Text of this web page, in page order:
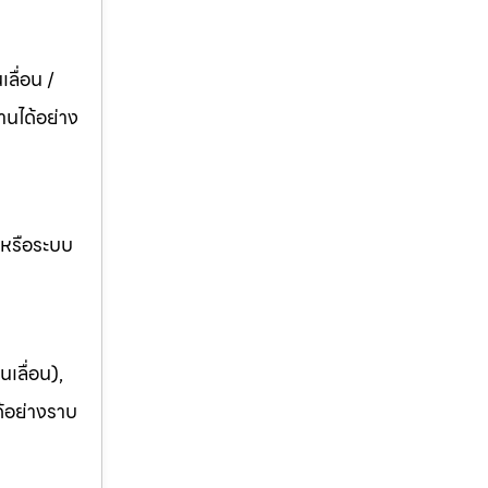
ลื่อน /
ได้อย่าง
รือระบบ
เลื่อน),
ย่างราบ